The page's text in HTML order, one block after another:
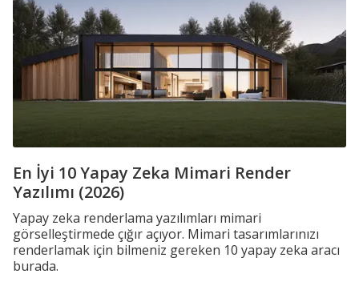
En İyi 10 Yapay Zeka Mimari Render
Yazılımı (2026)
Yapay zeka renderlama yazılımları mimari
görselleştirmede çığır açıyor. Mimari tasarımlarınızı
renderlamak için bilmeniz gereken 10 yapay zeka aracı
burada.